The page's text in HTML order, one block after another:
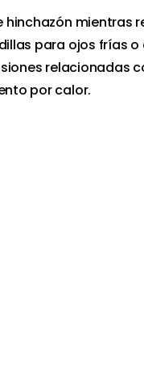
mientras
para ojos frías o
relacionadas
por calor.